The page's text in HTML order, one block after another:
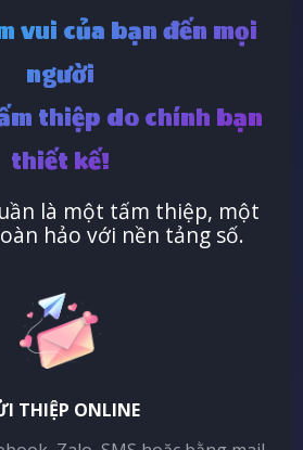
vui của bạn đến mọi
người
thiệp do chính bạn
thiết kế!
là một tấm thiệp, một
hảo với nền tảng số.
THIỆP ONLINE